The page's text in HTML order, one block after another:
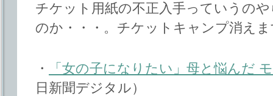
チケット用紙の不正入手っていうの
のか・・・。チケットキャンプ消え
・
「女の子になりたい」母と悩んだ
日新聞デジタル）